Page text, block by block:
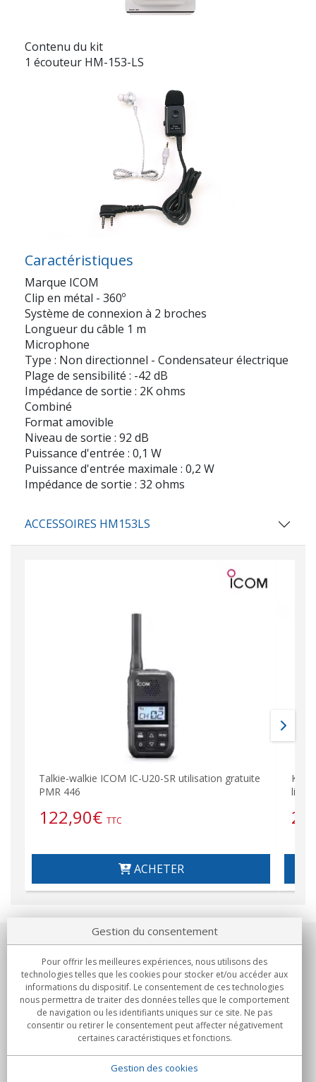
Contenu du kit
1 écouteur HM-153-LS
Caractéristiques
Marque ICOM
Clip en métal - 360º
Système de connexion à 2 broches
Longueur du câble 1 m
Microphone
Type : Non directionnel - Condensateur électrique
Plage de sensibilité : -42 dB
Impédance de sortie : 2K ohms
Combiné
Format amovible
Niveau de sortie : 92 dB
Puissance d'entrée : 0,1 W
Puissance d'entrée maximale : 0,2 W
Impédance de sortie : 32 ohms
ACCESSOIRES HM153LS
Talkie-walkie ICOM IC-U20-SR utilisation gratuite
PMR 446
122,90€ TTC
ACHETER
Kit
Notre société
Engagements
Achats
Gestion du consentement
Pour offrir les meilleures expériences, nous utilisons des
technologies telles que les cookies pour stocker et/ou accéder aux
informations du dispositif. Le consentement de ces technologies
nous permettra de traiter des données telles que le comportement
de navigation ou les identifiants uniques sur ce site. Ne pas
consentir ou retirer le consentement peut affecter négativement
certaines caractéristiques et fonctions.
Gestion des cookies